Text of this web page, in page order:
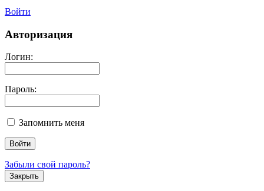
Войти
Авторизация
Логин:
Пароль:
Запомнить меня
Забыли свой пароль?
Закрыть